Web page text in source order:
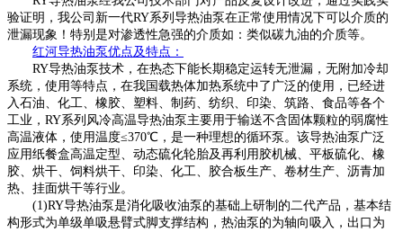
验证明，我公司新一代RY系列导热油泵在正常使用情况下可以介质的
泄漏现象！特别是对渗透性急强的介质如：类似碳九油的介质等。
红河导热油泵优点及特点 ：
RY导热油泵技术，在热态下能长期稳定运转无泄漏，无附加冷却
系统，使用等特点，在我国载热体加热系统中了广泛的使用，已经进
入石油、化工、橡胶、塑料、制药、纺织、印染、筑路、食品等各个
工业，RY系列风冷高温导热油泵主要用于输送不含固体颗粒的弱腐性
高温液体，使用温度≤370℃，是一种理想的循环泵。该导热油泵广泛
应用纸餐盒高温定型、动态硫化轮胎及再利用胶机械、平板硫化、橡
胶、烘干、饲料烘干、印染、化工、胶合板生产、卷材生产、沥青加
热、挂面烘干等行业。
(1)RY导热油泵是消化吸收油泵的基础上研制的二代产品，基本结
构形式为单级单吸悬臂式脚支撑结构，热油泵的为轴向吸入，出口为